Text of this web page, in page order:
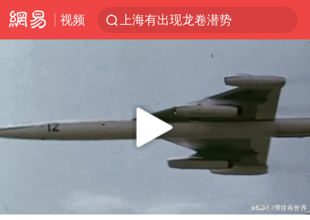
视频
上海有出现龙卷潜势
白海豚逼近浙闽沿海
国足U17与阿森纳决赛取消 并列冠军
王艺迪2-4不敌张本美和止步4强
Play